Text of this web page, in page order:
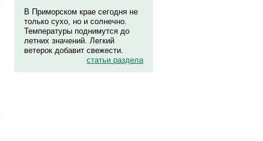
В Приморском крае сегодня не
только сухо, но и солнечно.
Температуры поднимутся до
летних значений. Легкий
ветерок добавит свежести.
статьи раздела